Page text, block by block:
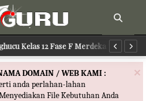
Kelas 12 Fase F Merdeka Terbaru
×
DOMAIN / WEB KAMI :
anda perlahan-lahan
File Kebutuhan Anda